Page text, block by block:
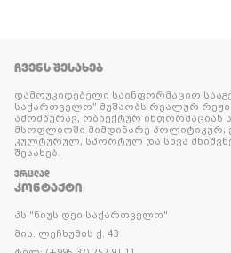
ᲩᲕᲔᲜᲡ ᲨᲔᲡᲐᲮᲔᲑ
დამოუკიდებელი საინფორმაციო
საქართველო” მუშაობს რეალურ
ამომწურავ, ობიექტურ ინფორმაციას
მსოფლიოში მიმდინარე პოლიტიკურ,
კულტურულ, სპორტულ და სხვა
შესახებ.
ᲕᲠᲪᲚᲐᲓ
ᲙᲝᲜᲢᲐᲥᲢᲘ
პს "ნიუს დეი საქართველო"
მის: ლეჩხუმის ქ. 43